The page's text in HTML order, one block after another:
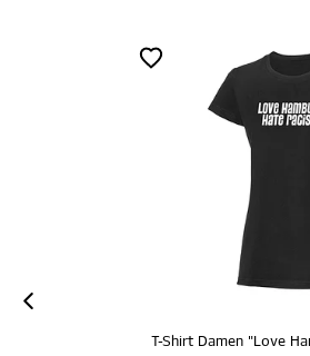
T-Shirt Damen "Love Hamburg